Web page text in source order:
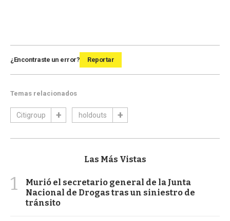
¿Encontraste un error? Reportar
Temas relacionados
Citigroup holdouts
Las Más Vistas
1
Murió el secretario general de la Junta
Nacional de Drogas tras un siniestro de
tránsito